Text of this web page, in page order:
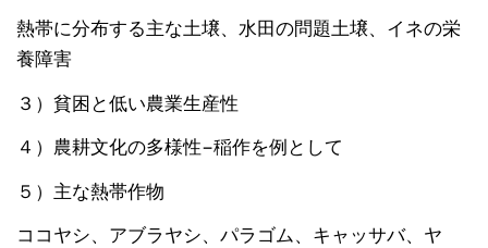
熱帯に分布する主な土壌、水田の問題土壌、イネの栄
養障害
３）貧困と低い農業生産性
４）農耕文化の多様性−稲作を例として
５）主な熱帯作物
ココヤシ、アブラヤシ、パラゴム、キャッサバ、ヤ